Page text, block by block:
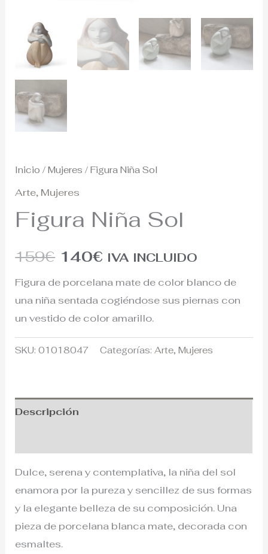
Inicio /Mujeres / Figura Niña Sol
Arte, Mujeres
Figura Niña Sol
159€ 140€ IVA INCLUIDO
Figura de porcelana mate de color blanco de
una niña sentada cogiéndose sus piernas con
un vestido de color amarillo.
SKU:01018047 Categorías:Arte,Mujeres
Descripción
Dulce, serena y contemplativa, la niña del sol
enamora por la pureza y sencillez de sus formas
y la elegante belleza de su composición. Una
pieza de porcelana blanca mate, decorada con
esmaltes.